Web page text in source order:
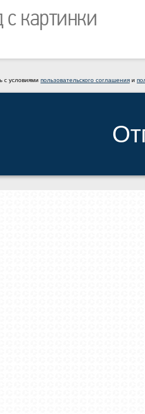
с условиями пользовательского соглашения и